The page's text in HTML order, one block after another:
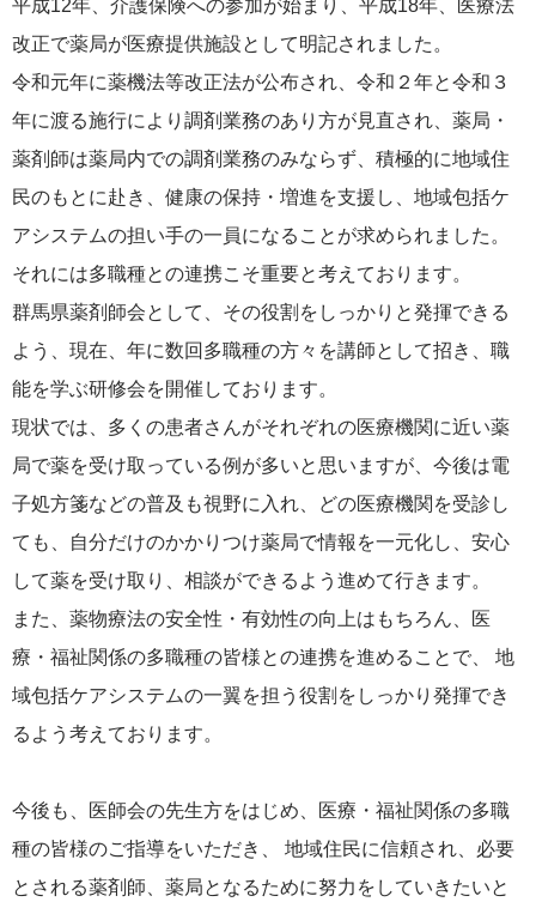
平成12年、介護保険への参加が始まり、平成18年、医療法
改正で薬局が医療提供施設として明記されました。
令和元年に薬機法等改正法が公布され、令和２年と令和３
年に渡る施行により調剤業務のあり方が見直され、薬局・
薬剤師は薬局内での調剤業務のみならず、積極的に地域住
民のもとに赴き、健康の保持・増進を支援し、地域包括ケ
アシステムの担い手の一員になることが求められました。
それには多職種との連携こそ重要と考えております。
群馬県薬剤師会として、その役割をしっかりと発揮できる
よう、現在、年に数回多職種の方々を講師として招き、職
能を学ぶ研修会を開催しております。
現状では、多くの患者さんがそれぞれの医療機関に近い薬
局で薬を受け取っている例が多いと思いますが、今後は電
子処方箋などの普及も視野に入れ、どの医療機関を受診し
ても、自分だけのかかりつけ薬局で情報を一元化し、安心
して薬を受け取り、相談ができるよう進めて行きます。
また、薬物療法の安全性・有効性の向上はもちろん、医
療・福祉関係の多職種の皆様との連携を進めることで、 地
域包括ケアシステムの一翼を担う役割をしっかり発揮でき
るよう考えております。
今後も、医師会の先生方をはじめ、医療・福祉関係の多職
種の皆様のご指導をいただき、 地域住民に信頼され、必要
とされる薬剤師、薬局となるために努力をしていきたいと